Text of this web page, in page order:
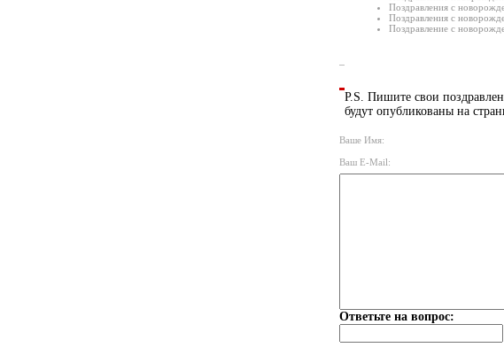
Поздравления с
Поздравления с
Поздравление с
P.S. Пишите свои
будут опубликованы на
Ваше Имя:
Ваш E-Mail:
Ответьте на вопрос: